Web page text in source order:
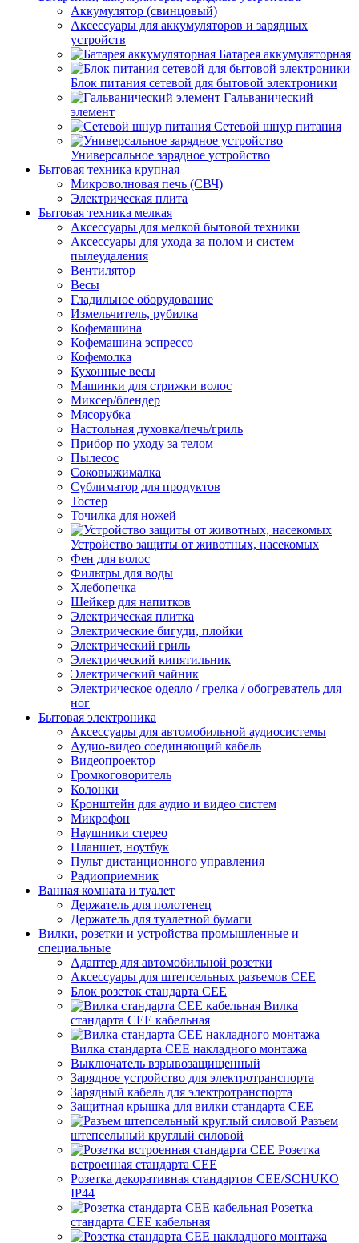
Аккумулятор (свинцовый)
Аксессуары для аккумуляторов и зарядных
устройств
Батарея аккумуляторная
Блок питания сетевой для бытовой электроники
Гальванический
элемент
Сетевой шнур питания
Универсальное зарядное устройство
Бытовая техника крупная
Микроволновая печь (СВЧ)
Электрическая плита
Бытовая техника мелкая
Аксессуары для мелкой бытовой техники
Аксессуары для ухода за полом и систем
пылеудаления
Вентилятор
Весы
Гладильное оборудование
Измельчитель, рубилка
Кофемашина
Кофемашина эспрессо
Кофемолка
Кухонные весы
Машинки для стрижки волос
Миксер/блендер
Мясорубка
Настольная духовка/печь/гриль
Прибор по уходу за телом
Пылесос
Соковыжималка
Сублиматор для продуктов
Тостер
Точилка для ножей
Устройство защиты от животных, насекомых
Фен для волос
Фильтры для воды
Хлебопечка
Шейкер для напитков
Электрическая плитка
Электрические бигуди, плойки
Электрический гриль
Электрический кипятильник
Электрический чайник
Электрическое одеяло / грелка / обогреватель для
ног
Бытовая электроника
Аксессуары для автомобильной аудиосистемы
Аудио-видео соединяющий кабель
Видеопроектор
Громкоговоритель
Колонки
Кронштейн для аудио и видео систем
Микрофон
Наушники стерео
Планшет, ноутбук
Пульт дистанционного управления
Радиоприемник
Ванная комната и туалет
Держатель для полотенец
Держатель для туалетной бумаги
Вилки, розетки и устройства промышленные и
специальные
Адаптер для автомобильной розетки
Аксессуары для штепсельных разъемов CEE
Блок розеток стандарта CEE
Вилка
стандарта CEE кабельная
Вилка стандарта CEE накладного монтажа
Выключатель взрывозащищенный
Зарядное устройство для электротранспорта
Зарядный кабель для электротранспорта
Защитная крышка для вилки стандарта CEE
Разъем
штепсельный круглый силовой
Розетка
встроенная стандарта CEE
Розетка декоративная стандартов CEE/SCHUKO
IP44
Розетка
стандарта СЕЕ кабельная